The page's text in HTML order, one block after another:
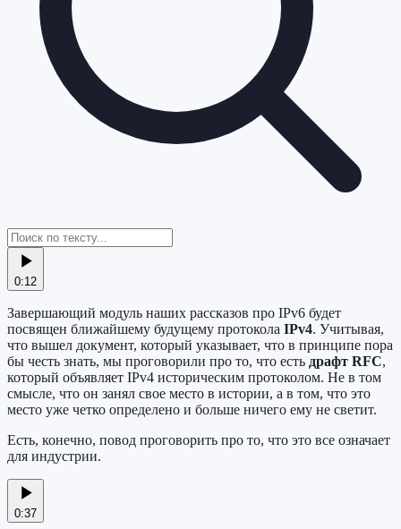
0:12
Завершающий модуль наших рассказов про IPv6 будет
посвящен ближайшему будущему протокола IPv4. Учитывая,
что вышел документ, который указывает, что в принципе пора
бы честь знать, мы проговорили про то, что есть драфт RFC,
который объявляет IPv4 историческим протоколом. Не в том
смысле, что он занял свое место в истории, а в том, что это
место уже четко определено и больше ничего ему не светит.
Есть, конечно, повод проговорить про то, что это все означает
для индустрии.
0:37